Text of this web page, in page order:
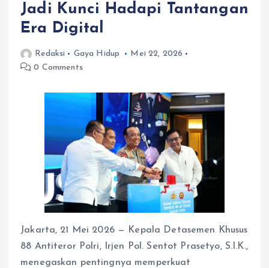
Jadi Kunci Hadapi Tantangan
Era Digital
Redaksi Gaya Hidup
Mei 22, 2026
0 Comments
Jakarta, 21 Mei 2026 — Kepala Detasemen Khusus
88 Antiteror Polri, Irjen Pol. Sentot Prasetyo, S.I.K.,
menegaskan pentingnya memperkuat